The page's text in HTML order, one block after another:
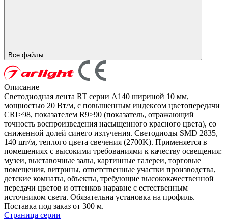
Все файлы
Описание
Светодиодная лента RT серии A140 шириной 10 мм,
мощностью 20 Вт/м, с повышенным индексом цветопередачи
CRI>98, показателем R9>90 (показатель, отражающий
точность воспроизведения насыщенного красного цвета), со
сниженной долей синего излучения. Светодиоды SMD 2835,
140 шт/м, теплого цвета свечения (2700K). Применяется в
помещениях с высокими требованиями к качеству освещения:
музеи, выставочные залы, картинные галереи, торговые
помещения, витрины, ответственные участки производства,
детские комнаты, объекты, требующие высококачественной
передачи цветов и оттенков наравне с естественным
источником света. Обязательна установка на профиль.
Поставка под заказ от 300 м.
Страница серии